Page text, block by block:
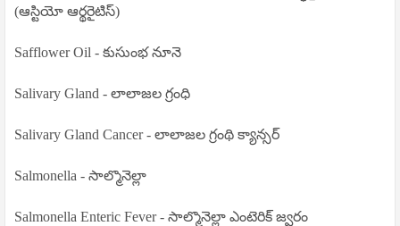
(ఆస్టియో ఆర్థరైటిస్)
Safflower Oil - కుసుంభ నూనె
Salivary Gland - లాలాజల గ్రంధి
Salivary Gland Cancer - లాలాజల గ్రంథి క్యాన్సర్
Salmonella - సాల్మొనెల్లా
Salmonella Enteric Fever - సాల్మొనెల్లా ఎంటెరిక్ జ్వరం